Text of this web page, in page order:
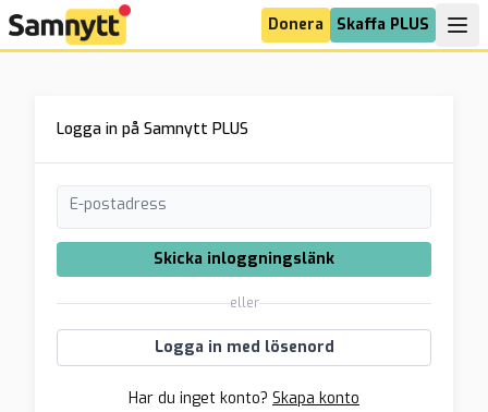
Donera Skaffa PLUS
Logga in på Samnytt PLUS
E-postadress
Skicka inloggningslänk
eller
Logga in med lösenord
Har du inget konto? Skapa konto